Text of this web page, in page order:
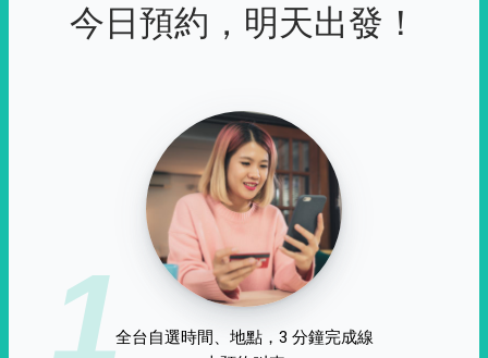
今日預約，明天出發！
1全台自選時間、地點，3 分鐘完成線